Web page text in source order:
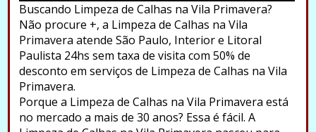
Buscando Limpeza de Calhas na Vila Primavera?
Não procure +, a Limpeza de Calhas na Vila
Primavera atende São Paulo, Interior e Litoral
Paulista 24hs sem taxa de visita com 50% de
desconto em serviços de Limpeza de Calhas na Vila
Primavera.
Porque a Limpeza de Calhas na Vila Primavera está
no mercado a mais de 30 anos? Essa é fácil. A